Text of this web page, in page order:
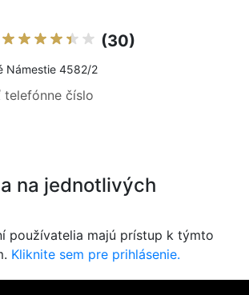
(30)
Námestie 4582/2
telefónne číslo
na jednotlivých
používatelia majú prístup k týmto
Kliknite sem pre prihlásenie.